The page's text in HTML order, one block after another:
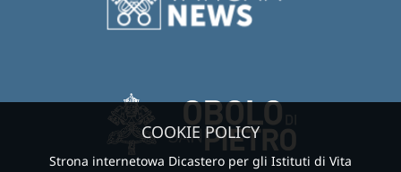
COOKIE POLICY
Strona internetowa Dicastero per gli Istituti di Vita